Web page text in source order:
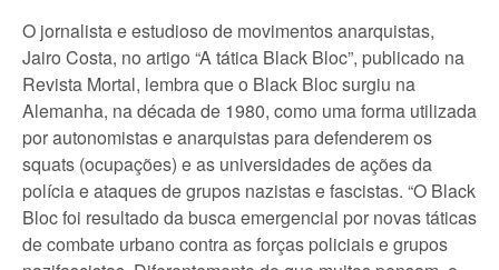
O jornalista e estudioso de movimentos anarquistas,
Jairo Costa, no artigo “A tática Black Bloc”, publicado na
Revista Mortal, lembra que o Black Bloc surgiu na
Alemanha, na década de 1980, como uma forma utilizada
por autonomistas e anarquistas para defenderem os
squats (ocupações) e as universidades de ações da
polícia e ataques de grupos nazistas e fascistas. “O Black
Bloc foi resultado da busca emergencial por novas táticas
de combate urbano contra as forças policiais e grupos